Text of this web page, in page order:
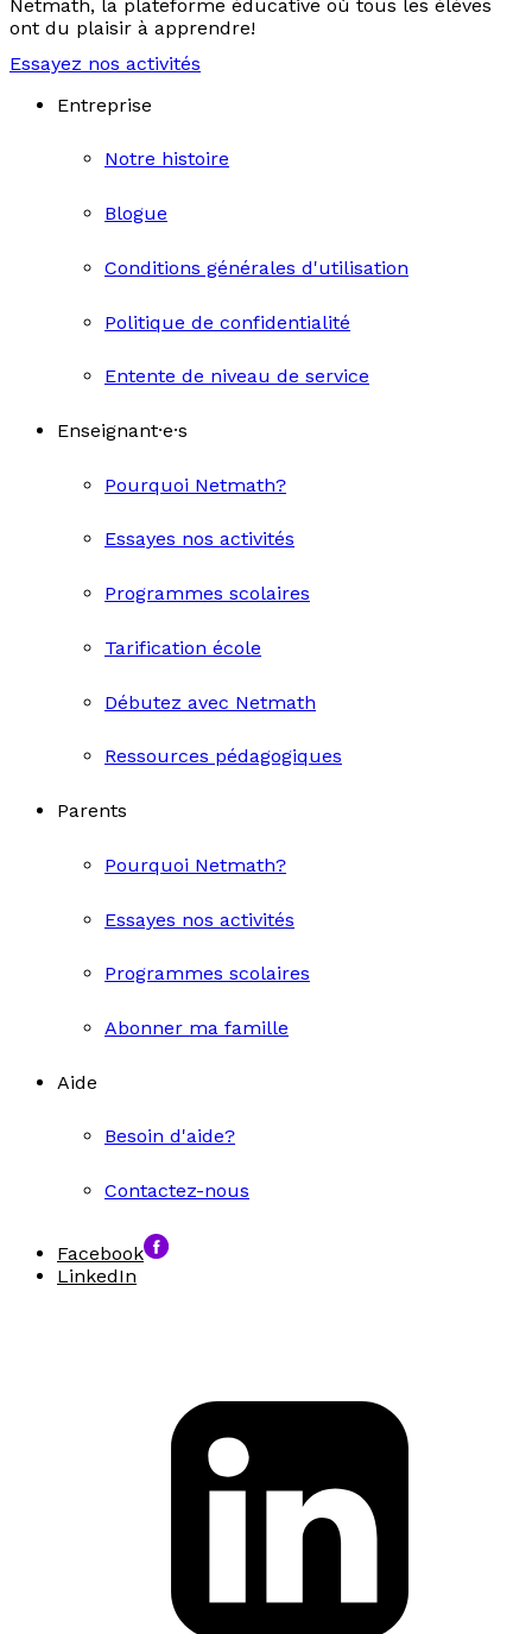
Netmath, la plateforme éducative où tous les élèves
ont du plaisir à apprendre!
Essayez nos activités
Entreprise
Notre histoire
Blogue
Conditions générales d'utilisation
Politique de confidentialité
Entente de niveau de service
Enseignant·e·s
Pourquoi Netmath?
Essayes nos activités
Programmes scolaires
Tarification école
Débutez avec Netmath
Ressources pédagogiques
Parents
Pourquoi Netmath?
Essayes nos activités
Programmes scolaires
Abonner ma famille
Aide
Besoin d'aide?
Contactez-nous
Facebook
LinkedIn